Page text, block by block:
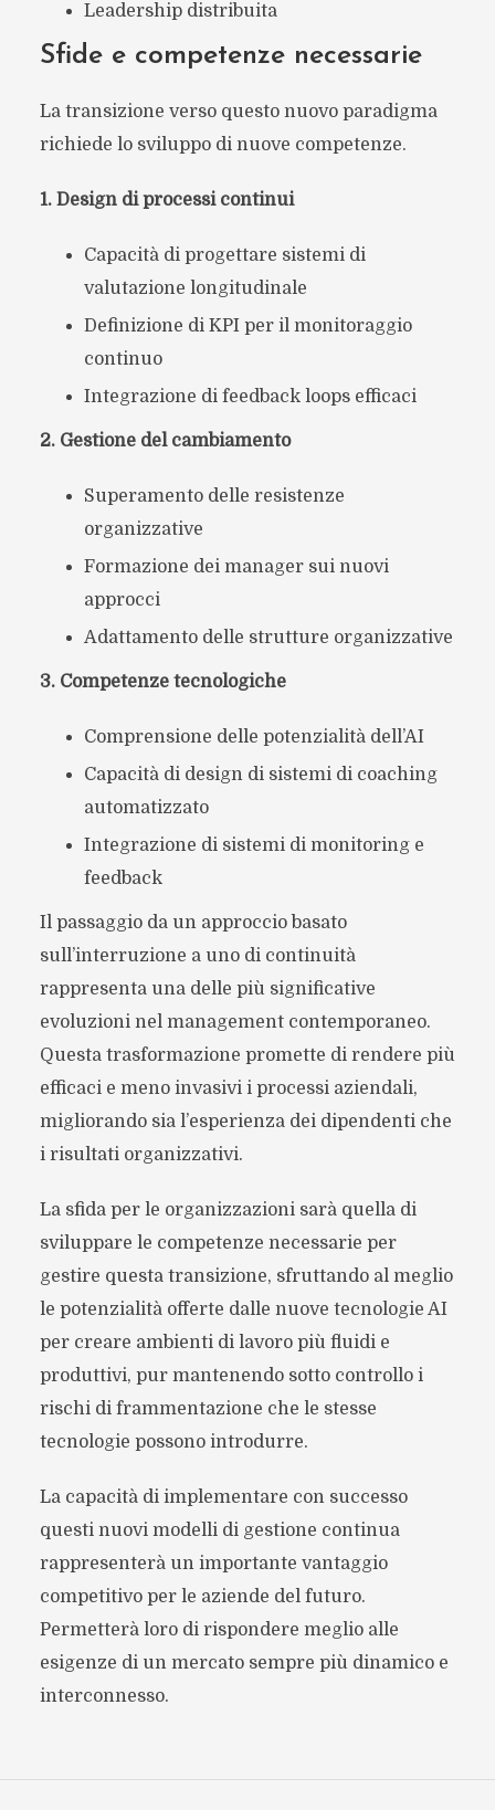
Leadership distribuita
Sfide e competenze necessarie
La transizione verso questo nuovo paradigma
richiede lo sviluppo di nuove competenze.
1. Design di processi continui
Capacità di progettare sistemi di
valutazione longitudinale
Definizione di KPI per il monitoraggio
continuo
Integrazione di feedback loops efficaci
2. Gestione del cambiamento
Superamento delle resistenze
organizzative
Formazione dei manager sui nuovi
approcci
Adattamento delle strutture organizzative
3. Competenze tecnologiche
Comprensione delle potenzialità dell’AI
Capacità di design di sistemi di coaching
automatizzato
Integrazione di sistemi di monitoring e
feedback
Il passaggio da un approccio basato
sull’interruzione a uno di continuità
rappresenta una delle più significative
evoluzioni nel management contemporaneo.
Questa trasformazione promette di rendere più
efficaci e meno invasivi i processi aziendali,
migliorando sia l’esperienza dei dipendenti che
i risultati organizzativi.
La sfida per le organizzazioni sarà quella di
sviluppare le competenze necessarie per
gestire questa transizione, sfruttando al meglio
le potenzialità offerte dalle nuove tecnologie AI
per creare ambienti di lavoro più fluidi e
produttivi, pur mantenendo sotto controllo i
rischi di frammentazione che le stesse
tecnologie possono introdurre.
La capacità di implementare con successo
questi nuovi modelli di gestione continua
rappresenterà un importante vantaggio
competitivo per le aziende del futuro.
Permetterà loro di rispondere meglio alle
esigenze di un mercato sempre più dinamico e
interconnesso.